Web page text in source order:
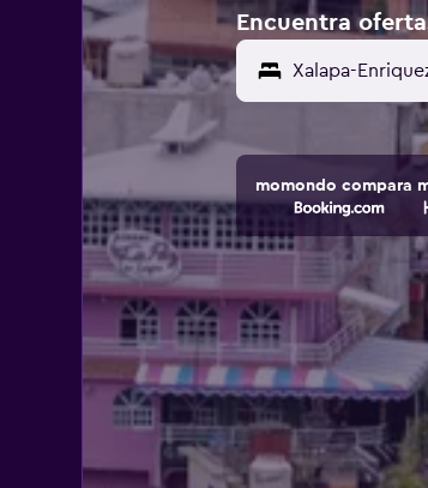
Encuentra
momondo compara